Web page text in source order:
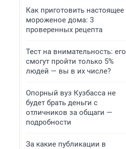
Как приготовить настоящее
мороженое дома: 3
проверенных рецепта
Тест на внимательность: его
смогут пройти только 5%
людей — вы в их числе?
Опорный вуз Кузбасса не
будет брать деньги с
отличников за общаги —
подробности
За какие публикации в